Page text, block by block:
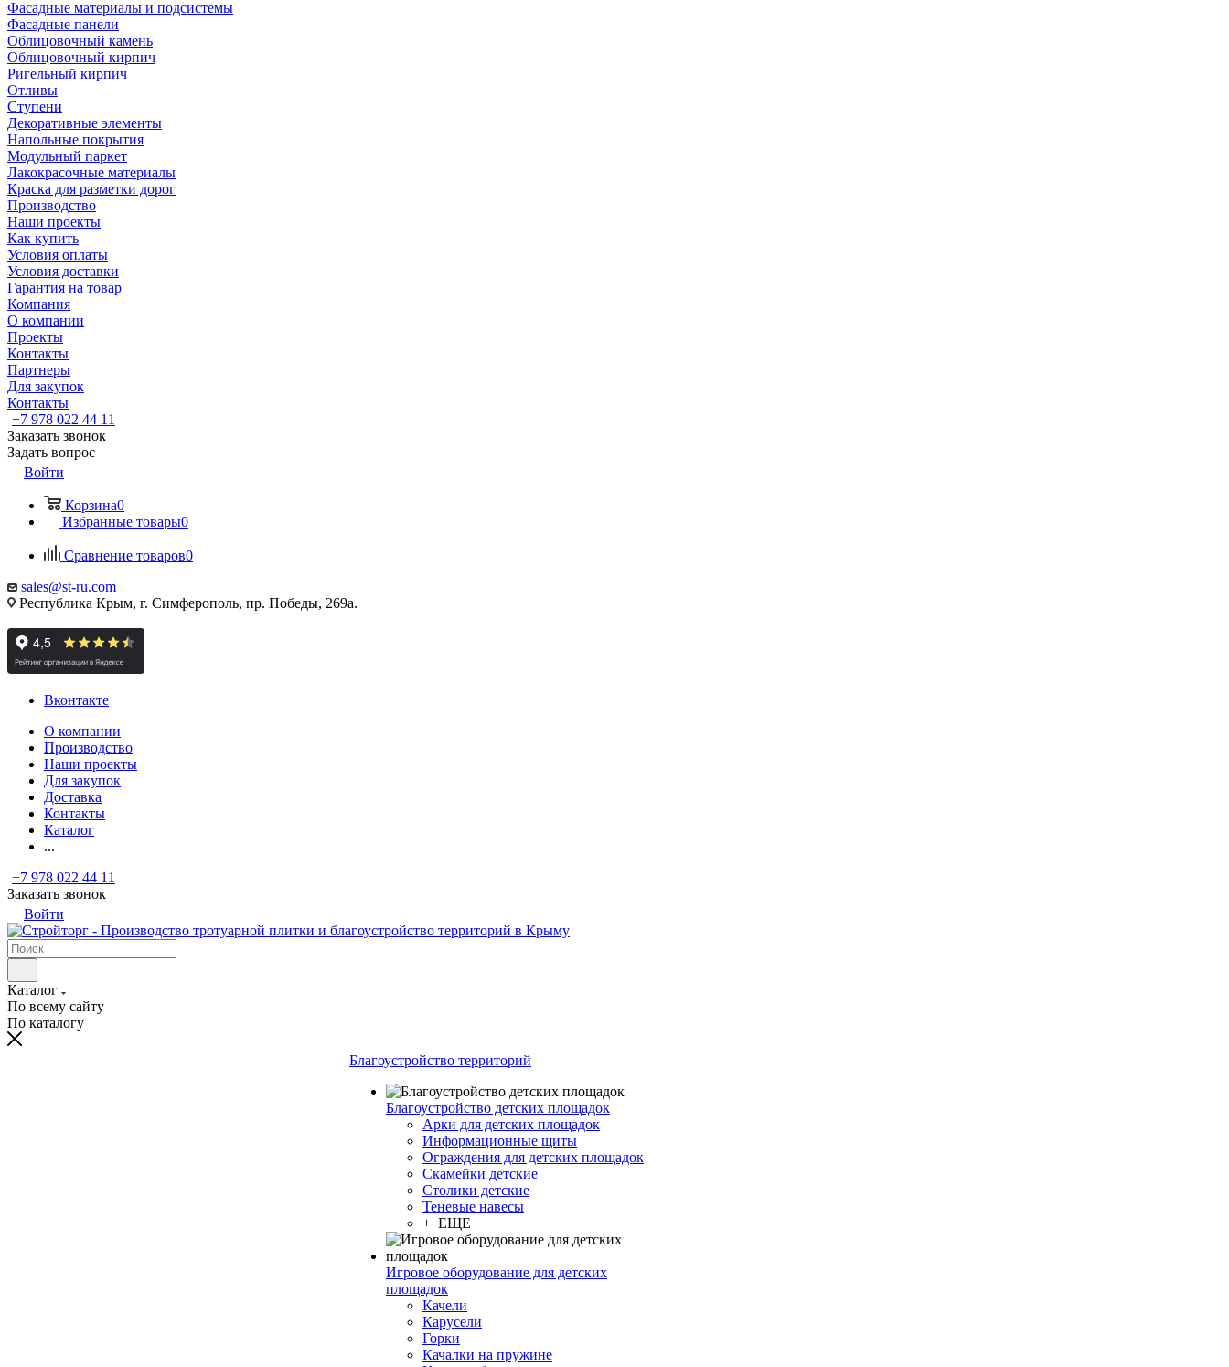
Фасадные материалы и подсистемы
Фасадные панели
Облицовочный камень
Облицовочный кирпич
Ригельный кирпич
Отливы
Ступени
Декоративные элементы
Напольные покрытия
Модульный паркет
Лакокрасочные материалы
Краска для разметки дорог
Производство
Наши проекты
Как купить
Условия оплаты
Условия доставки
Гарантия на товар
Компания
О компании
Проекты
Контакты
Партнеры
Для закупок
Контакты
+7 978 022 44 11
Заказать звонок
Задать вопрос
Войти
Корзина0
Избранные товары0
Сравнение товаров0
sales@st-ru.com
Республика Крым, г. Симферополь, пр. Победы, 269а.
Вконтакте
О компании
Производство
Наши проекты
Для закупок
Доставка
Контакты
Каталог
...
+7 978 022 44 11
Заказать звонок
Войти
Каталог
По всему сайту
По каталогу
Благоустройство территорий
Благоустройство детских площадок
Арки для детских площадок
Информационные щиты
Ограждения для детских площадок
Скамейки детские
Столики детские
Теневые навесы
+ ЕЩЕ
Игровое оборудование для детских
площадок
Качели
Карусели
Горки
Качалки на пружине